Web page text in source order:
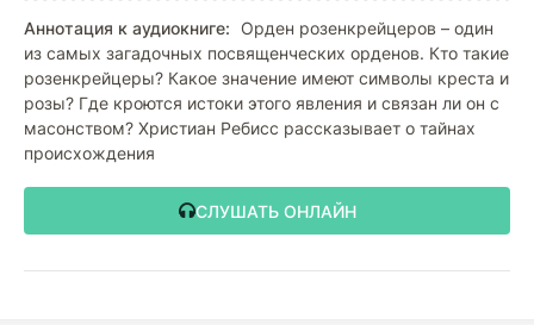
Аннотация к аудиокниге: Орден розенкрейцеров – один
из самых загадочных посвященческих орденов. Кто такие
розенкрейцеры? Какое значение имеют символы креста и
розы? Где кроются истоки этого явления и связан ли он с
масонством? Христиан Ребисс рассказывает о тайнах
происхождения
СЛУШАТЬ ОНЛАЙН